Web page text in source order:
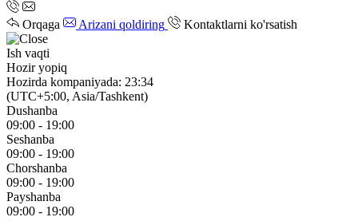
Orqaga Arizani qoldiring Kontaktlarni ko'rsatish
Ish vaqti
Hozir yopiq
Hozirda kompaniyada: 23:34
(UTC+5:00, Asia/Tashkent)
Dushanba
09:00 - 19:00
Seshanba
09:00 - 19:00
Chorshanba
09:00 - 19:00
Payshanba
09:00 - 19:00